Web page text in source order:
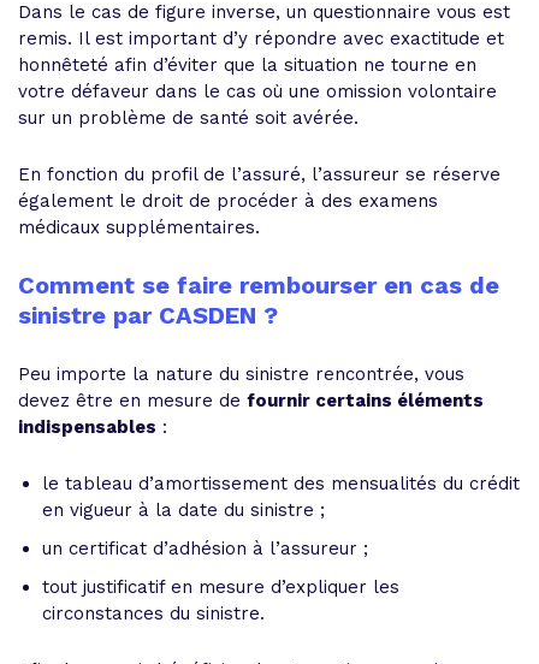
Dans le cas de figure inverse, un questionnaire vous est
remis. Il est important d’y répondre avec exactitude et
honnêteté afin d’éviter que la situation ne tourne en
votre défaveur dans le cas où une omission volontaire
sur un problème de santé soit avérée.
En fonction du profil de l’assuré, l’assureur se réserve
également le droit de procéder à des examens
médicaux supplémentaires.
Comment se faire rembourser en cas de
sinistre par CASDEN ?
Peu importe la nature du sinistre rencontrée, vous
devez être en mesure de fournir certains éléments
indispensables :
le tableau d’amortissement des mensualités du crédit
en vigueur à la date du sinistre ;
un certificat d’adhésion à l’assureur ;
tout justificatif en mesure d’expliquer les
circonstances du sinistre.